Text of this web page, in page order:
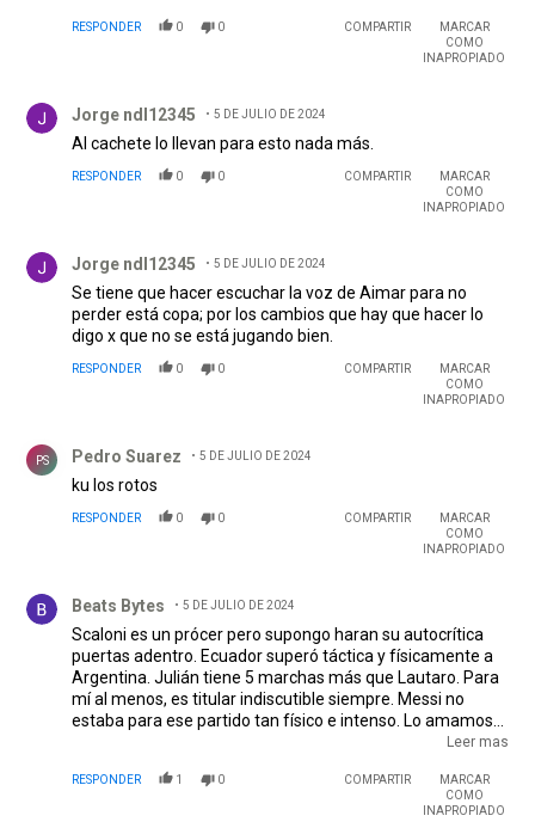
MESSI
RESPONDER 0 0 COMPARTIR
MARCAR
COMO
INAPROPIADO
Jorge ndl12345 5 DE JULIO DE 2024
Al cachete lo llevan para esto nada más.
RESPONDER 0 0 COMPARTIR
MARCAR
COMO
INAPROPIADO
Jorge ndl12345 5 DE JULIO DE 2024
Se tiene que hacer escuchar la voz de Aimar para no
perder está copa; por los cambios que hay que hacer lo
digo x que no se está jugando bien.
RESPONDER 0 0 COMPARTIR
MARCAR
COMO
INAPROPIADO
PS Pedro Suarez 5 DE JULIO DE 2024
ku los rotos
RESPONDER 0 0 COMPARTIR
MARCAR
COMO
INAPROPIADO
Beats Bytes 5 DE JULIO DE 2024
Scaloni es un prócer pero supongo haran su autocrítica
puertas adentro. Ecuador superó táctica y físicamente a
Argentina. Julián tiene 5 marchas más que Lautaro. Para
mí al menos, es titular indiscutible siempre. Messi no
estaba para ese partido tan físico e intenso. Lo amamos
todos pero casi no la tocó. Dibu es de otra galaxia. Era
quemaban y Di Maria me parece mucho más jugador que
Nico Gonzalez. Creo que un tiempo al menos merecía. A
Leer mas
RESPONDER 1 0 COMPARTIR
MARCAR
COMO
INAPROPIADO